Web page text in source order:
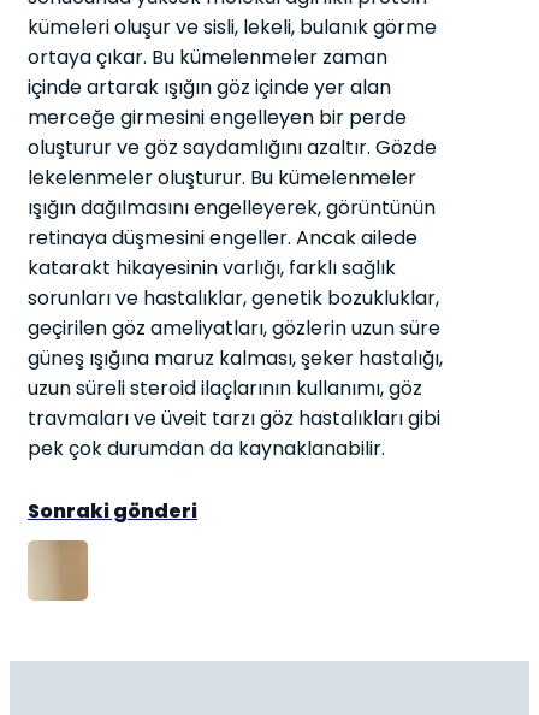
kümeleri oluşur ve sisli, lekeli, bulanık görme
ortaya çıkar. Bu kümelenmeler zaman
içinde artarak ışığın göz içinde yer alan
merceğe girmesini engelleyen bir perde
oluşturur ve göz saydamlığını azaltır. Gözde
lekelenmeler oluşturur. Bu kümelenmeler
ışığın dağılmasını engelleyerek, görüntünün
retinaya düşmesini engeller. Ancak ailede
katarakt hikayesinin varlığı, farklı sağlık
sorunları ve hastalıklar, genetik bozukluklar,
geçirilen göz ameliyatları, gözlerin uzun süre
güneş ışığına maruz kalması, şeker hastalığı,
uzun süreli steroid ilaçlarının kullanımı, göz
travmaları ve üveit tarzı göz hastalıkları gibi
pek çok durumdan da kaynaklanabilir.
Sonraki gönderi